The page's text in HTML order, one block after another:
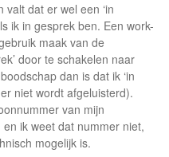
dat er wel een ‘in
ik in gesprek ben. Een work-
maak van de
door te schakelen naar
dan is dat ik ‘in
niet wordt afgeluisterd).
van mijn
ik weet dat nummer niet,
mogelijk is.